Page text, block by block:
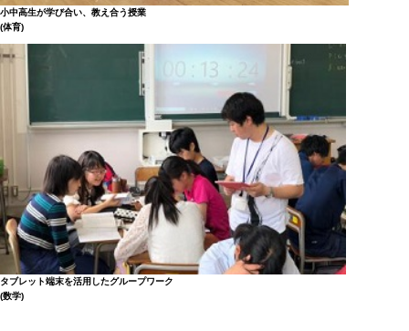
小中高生が学び合い、教え合う授業
(体育)
タブレット端末を活用したグループワーク
(数学)